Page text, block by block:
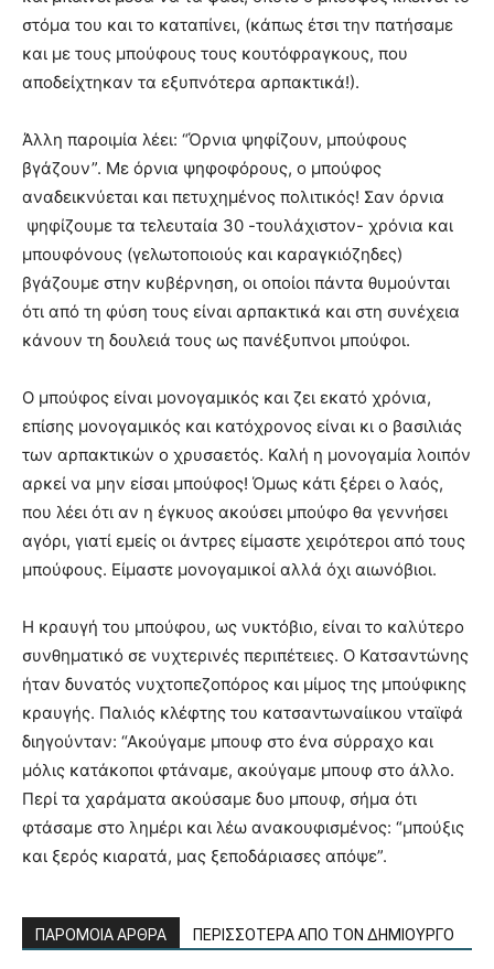
στόμα του και το καταπίνει, (κάπως έτσι την πατήσαμε
και με τους μπούφους τους κουτόφραγκους, που
αποδείχτηκαν τα εξυπνότερα αρπακτικά!).
Άλλη παροιμία λέει: “Όρνια ψηφίζουν, μπούφους
βγάζουν”. Με όρνια ψηφοφόρους, ο μπούφος
αναδεικνύεται και πετυχημένος πολιτικός! Σαν όρνια
ψηφίζουμε τα τελευταία 30 -τουλάχιστον- χρόνια και
μπουφόνους (γελωτοποιούς και καραγκιόζηδες)
βγάζουμε στην κυβέρνηση, οι οποίοι πάντα θυμούνται
ότι από τη φύση τους είναι αρπακτικά και στη συνέχεια
κάνουν τη δουλειά τους ως πανέξυπνοι μπούφοι.
Ο μπούφος είναι μονογαμικός και ζει εκατό χρόνια,
επίσης μονογαμικός και κατόχρονος είναι κι ο βασιλιάς
των αρπακτικών ο χρυσαετός. Καλή η μονογαμία λοιπόν
αρκεί να μην είσαι μπούφος! Όμως κάτι ξέρει ο λαός,
που λέει ότι αν η έγκυος ακούσει μπούφο θα γεννήσει
αγόρι, γιατί εμείς οι άντρες είμαστε χειρότεροι από τους
μπούφους. Είμαστε μονογαμικοί αλλά όχι αιωνόβιοι.
Η κραυγή του μπούφου, ως νυκτόβιο, είναι το καλύτερο
συνθηματικό σε νυχτερινές περιπέτειες. Ο Κατσαντώνης
ήταν δυνατός νυχτοπεζοπόρος και μίμος της μπούφικης
κραυγής. Παλιός κλέφτης του κατσαντωναίικου νταϊφά
διηγούνταν: “Ακούγαμε μπουφ στο ένα σύρραχο και
μόλις κατάκοποι φτάναμε, ακούγαμε μπουφ στο άλλο.
Περί τα χαράματα ακούσαμε δυο μπουφ, σήμα ότι
φτάσαμε στο λημέρι και λέω ανακουφισμένος: “μπούξις
και ξερός κιαρατά, μας ξεποδάριασες απόψε”.
ΠΑΡΟΜΟΙΑ ΑΡΘΡΑ ΠΕΡΙΣΣΟΤΕΡΑ ΑΠΟ ΤΟΝ ΔΗΜΙΟΥΡΓΟ